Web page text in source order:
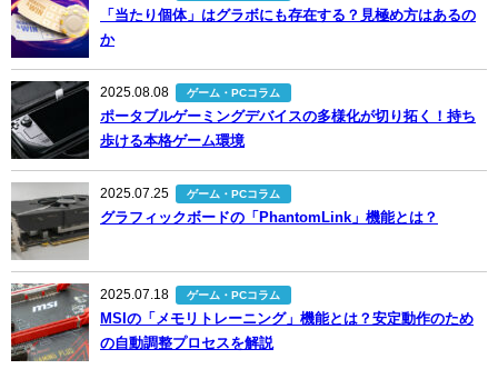
「当たり個体」はグラボにも存在する？見極め方はあるの
か
2025.08.08 ゲーム・PCコラム
ポータブルゲーミングデバイスの多様化が切り拓く！持ち
歩ける本格ゲーム環境
2025.07.25 ゲーム・PCコラム
グラフィックボードの「PhantomLink」機能とは？
2025.07.18 ゲーム・PCコラム
MSIの「メモリトレーニング」機能とは？安定動作のため
の自動調整プロセスを解説